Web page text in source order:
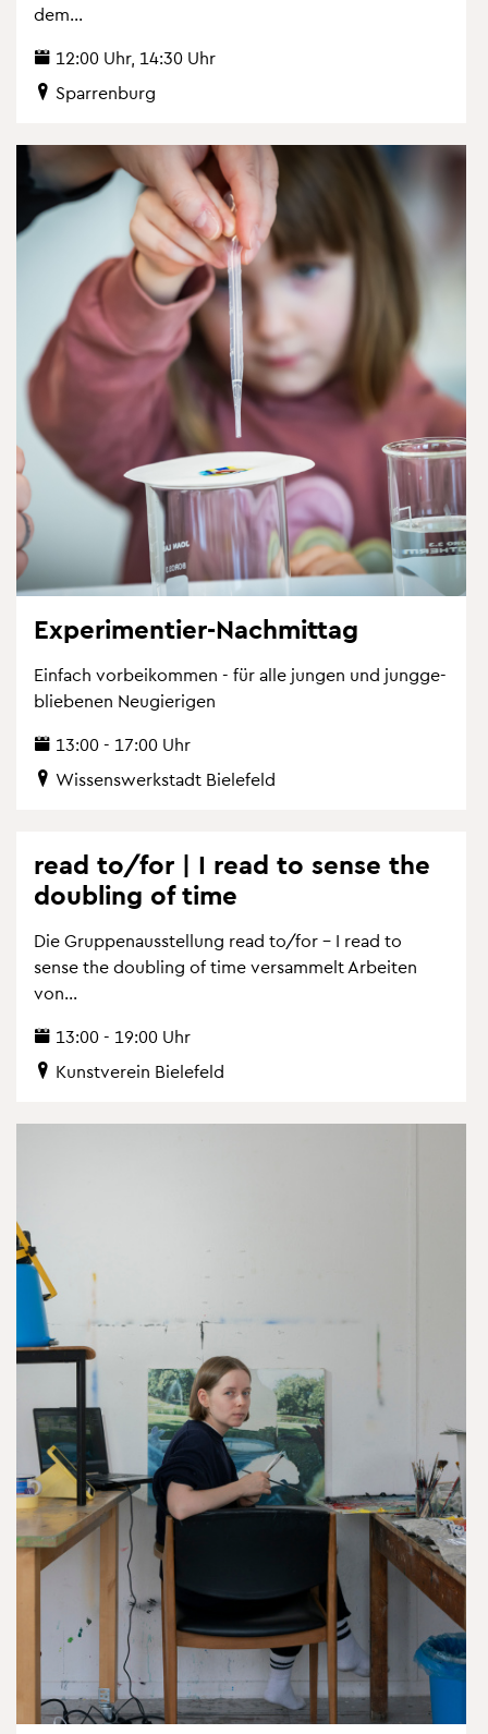
dem...
12:00 Uhr, 14:30 Uhr
Spar­ren­burg
Ex­pe­ri­men­tier-Nach­mit­tag
Ein­fach vor­bei­kom­men - für alle jun­gen und jung­ge­
blie­be­nen Neu­gie­ri­gen
13:00 - 17:00 Uhr
Wis­sens­werk­stadt Bie­le­feld
read to/for | I read to sense the
dou­bling of time
Die Grup­pen­aus­stel­lung read to/for – I read to
sense the dou­bling of time ver­sam­melt Ar­bei­ten
von...
13:00 - 19:00 Uhr
Kunst­ver­ein Bie­le­feld